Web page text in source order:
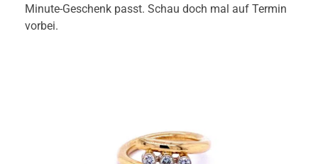
Minute-Geschenk passt. Schau doch mal auf Termin
vorbei.